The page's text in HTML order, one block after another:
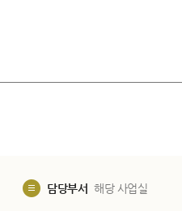
담당부서 해당 사업실